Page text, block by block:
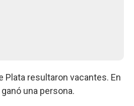
Plata resultaron vacantes. En
una persona.